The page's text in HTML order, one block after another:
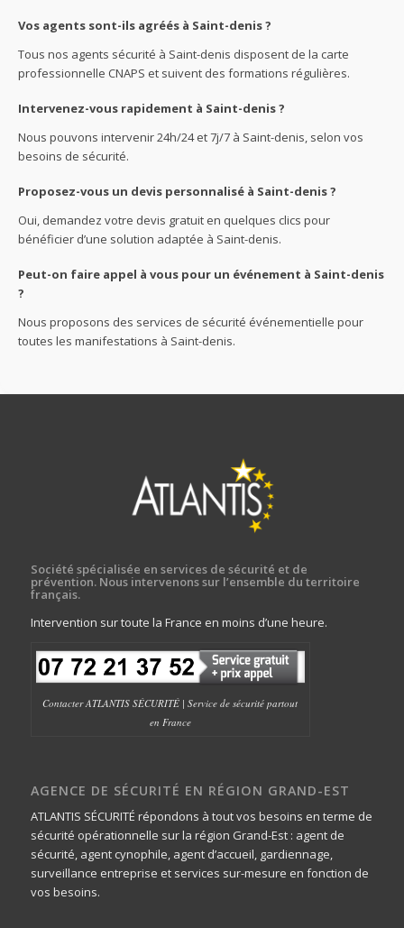
Vos agents sont-ils agréés à Saint-denis ?
Tous nos agents sécurité à Saint-denis disposent de la carte
professionnelle CNAPS et suivent des formations régulières.
Intervenez-vous rapidement à Saint-denis ?
Nous pouvons intervenir 24h/24 et 7j/7 à Saint-denis, selon vos
besoins de sécurité.
Proposez-vous un devis personnalisé à Saint-denis ?
Oui, demandez votre devis gratuit en quelques clics pour
bénéficier d’une solution adaptée à Saint-denis.
Peut-on faire appel à vous pour un événement à Saint-denis
?
Nous proposons des services de sécurité événementielle pour
toutes les manifestations à Saint-denis.
Société spécialisée en services de sécurité et de
prévention. Nous intervenons sur l’ensemble du territoire
français.
Intervention sur toute la France en moins d’une heure.
Contacter ATLANTIS SÉCURITÉ | Service de sécurité partout
en France
AGENCE DE SÉCURITÉ EN RÉGION GRAND-EST
ATLANTIS SÉCURITÉ répondons à tout vos besoins en terme de
sécurité opérationnelle sur la région Grand-Est : agent de
sécurité, agent cynophile, agent d’accueil, gardiennage,
surveillance entreprise et services sur-mesure en fonction de
vos besoins.